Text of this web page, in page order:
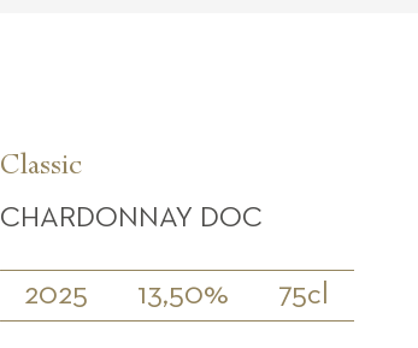
Classic
CHARDONNAY DOC
2025 13,50% 75cl